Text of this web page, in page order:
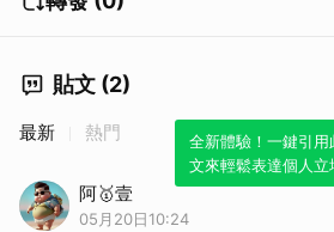
貼文 (2)
全新體驗！一鍵引
文來輕鬆表達個人立
最新 熱門
阿🥇壹
05月20日10:24